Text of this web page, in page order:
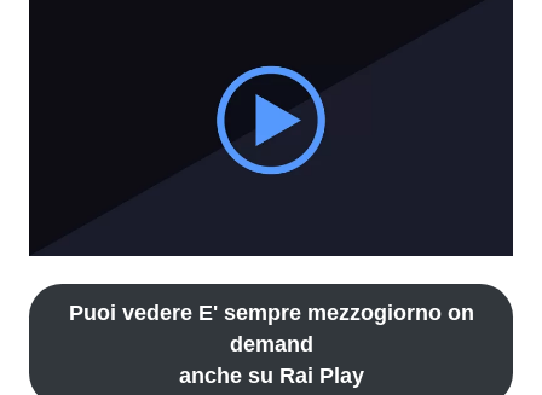
Puoi vedere E' sempre mezzogiorno on
demand
anche su Rai Play